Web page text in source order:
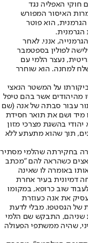
חוקי האפליה נגד
האיסור המפורש
הוא פוטר
הגרמנית.
אנני. לאחר
לפולין בספטמבר
נעצר הלמי עם
למחנה. הוא שוחרר
על המשטר הנאצי
מהיהודים אשר בהם טיפל
עבור סבתה של אנה (שם
מיד ושם את תואר חסידת
בהשגת מצרכי מזון
תוך שהוא מתעתע ללא
בחקירתה שהלמי מסתיר
כשהראה להם "מכתב
באומרה לו שאינה
דמיונית בעיר אחרת
שוב כרופא, במקומו
את אנה כעוזרת
של הגסטפו. מבלי לדעת
שניהם, התבקש שם הלמי
שהיה ממשתפי הפעולה